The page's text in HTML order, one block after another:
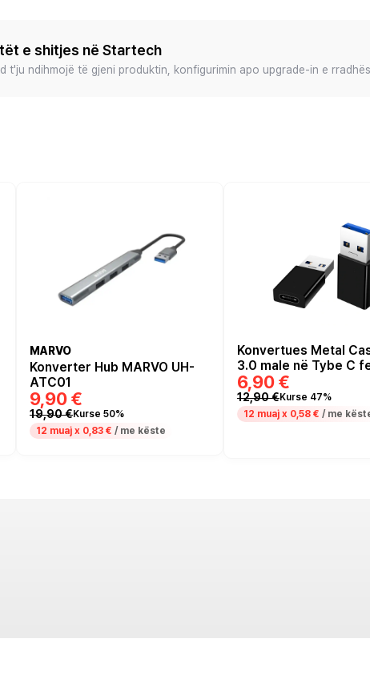
e shitjes në Startech
t'ju ndihmojë të gjeni produktin, konfigurimin apo upgrade-in e rradhës
MARVO
Konverter Hub MARVO UH-
ATC01
9,90 €
19,90 €Kurse 50%
12 muaj x 0,83 € / me këste
Konvertues Metal
3.0 male në Tybe C
zi
6,90 €
12,90 €Kurse 47%
12 muaj x 0,58 € / me